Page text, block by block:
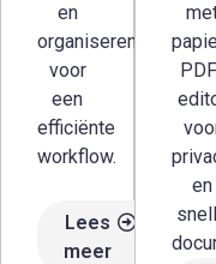
en
organiseren
voor
een
efficiënte
workflow.
Lees
meer
en